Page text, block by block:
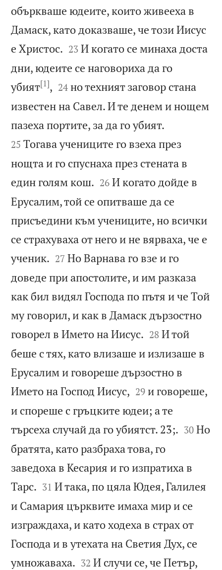
объркваше юдеите, които живееха в
Дамаск, като доказваше, че този Иисус
е Христос. 

23 И когато се минаха доста
дни, юдеите се наговориха да го
убият[1], 

24 но техният заговор стана
известен на Савел. И те денем и нощем
пазеха портите, за да го убият.
25 Тогава учениците го взеха през
нощта и го спуснаха през стената в
един голям кош. 

26 И когато дойде в
Ерусалим, той се опитваше да се
присъедини към учениците, но всички
се страхуваха от него и не вярваха, че е
ученик. 

27 Но Варнава го взе и го
доведе при апостолите, и им разказа
как бил видял Господа по пътя и че Той
му говорил, и как в Дамаск дързостно
говорел в Името на Иисус. 

28 И той
беше с тях, като влизаше и излизаше в
Ерусалим и говореше дързостно в
Името на Господ Иисус, 

29 и говореше,
и спореше с гръцките юдеи; а те
търсеха случай да го убиятст. 23;. 

30 Но
братята, като разбраха това, го
заведоха в Кесария и го изпратиха в
Тарс. 

31 И така, по цяла Юдея, Галилея
и Самария църквите имаха мир и се
изграждаха, и като ходеха в страх от
Господа и в утехата на Светия Дух, се
умножаваха. 

32 И случи се, че Петър,